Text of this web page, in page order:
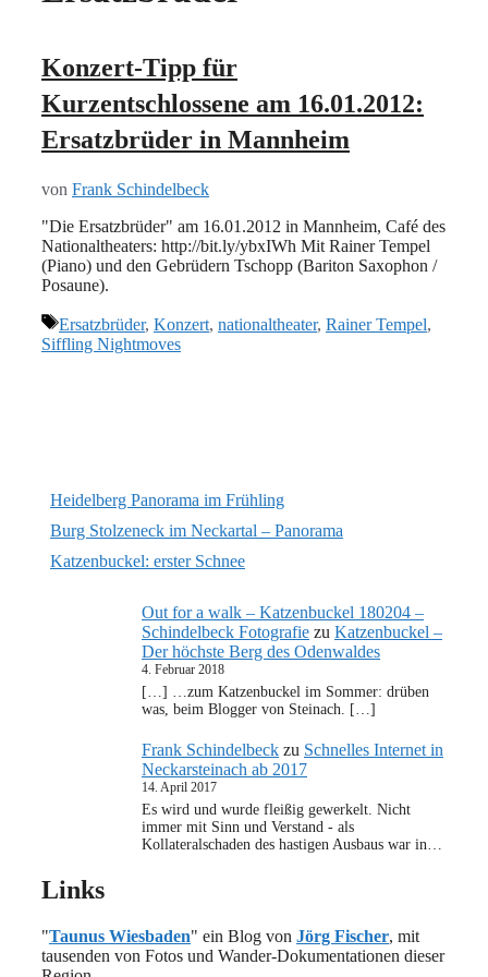
Konzert-Tipp für
Kurzentschlossene am 16.01.2012:
Ersatzbrüder in Mannheim
von Frank Schindelbeck
"Die Ersatzbrüder" am 16.01.2012 in Mannheim, Café des
Nationaltheaters: http://bit.ly/ybxIWh Mit Rainer Tempel
(Piano) und den Gebrüdern Tschopp (Bariton Saxophon /
Posaune).
Schlagwörter
Ersatzbrüder, Konzert, nationaltheater, Rainer Tempel,
Siffling Nightmoves
Heidelberg Panorama im Frühling
Burg Stolzeneck im Neckartal – Panorama
Katzenbuckel: erster Schnee
Out for a walk – Katzenbuckel 180204 –
Schindelbeck Fotografie zu Katzenbuckel –
Der höchste Berg des Odenwaldes
4. Februar 2018
[…] …zum Katzenbuckel im Sommer: drüben
was, beim Blogger von Steinach. […]
Frank Schindelbeck zu Schnelles Internet in
Neckarsteinach ab 2017
14. April 2017
Es wird und wurde fleißig gewerkelt. Nicht
immer mit Sinn und Verstand - als
Kollateralschaden des hastigen Ausbaus war in…
Links
"Taunus Wiesbaden" ein Blog von Jörg Fischer, mit
tausenden von Fotos und Wander-Dokumentationen dieser